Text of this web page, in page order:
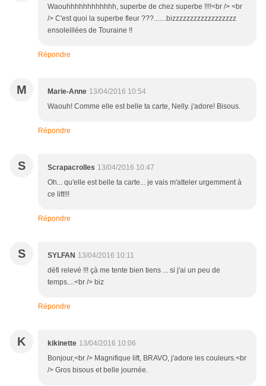
Waouhhhhhhhhhhhh, superbe de chez superbe !!!!<br /> <br
/> C'est quoi la superbe fleur ???.......bizzzzzzzzzzzzzzzzzz
ensoleillées de Touraine !!
Répondre
M Marie-Anne 13/04/2016 10:54
Waouh! Comme elle est belle ta carte, Nelly. j'adore! Bisous.
Répondre
S Scrapacrolles 13/04/2016 10:47
Oh... qu'elle est belle ta carte... je vais m'atteler urgemment à
ce lift!!!
Répondre
S SYLFAN 13/04/2016 10:11
défi relevé !!! çà me tente bien tiens ... si j'ai un peu de
temps....<br /> biz
Répondre
K kikinette 13/04/2016 10:06
Bonjour,<br /> Magnifique lift, BRAVO, j'adore les couleurs.<br
/> Gros bisous et belle journée.